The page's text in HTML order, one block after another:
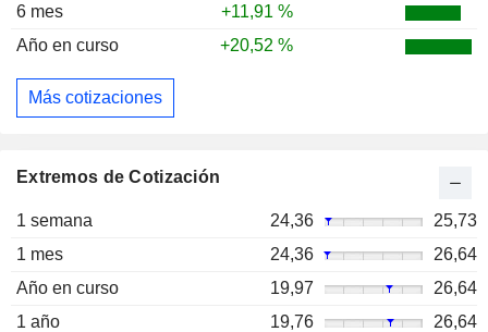
6 mes
+11,91 %
Año en curso
+20,52 %
Más cotizaciones
Extremos de Cotización
1 semana 24,36
25,73
1 mes
24,36
26,64
Año en curso
19,97
26,64
1 año
19,76
26,64